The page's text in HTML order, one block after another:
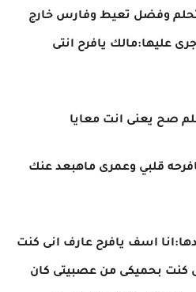
وفضل تعيط وفارس خارج
عليها:مالك يافرح انتى
صح يعنى انت معايا
قلبي وعمرى ماهبعد عنك
اسف يافرح عارف انى كنت
بحميكى من عصبيتى كان